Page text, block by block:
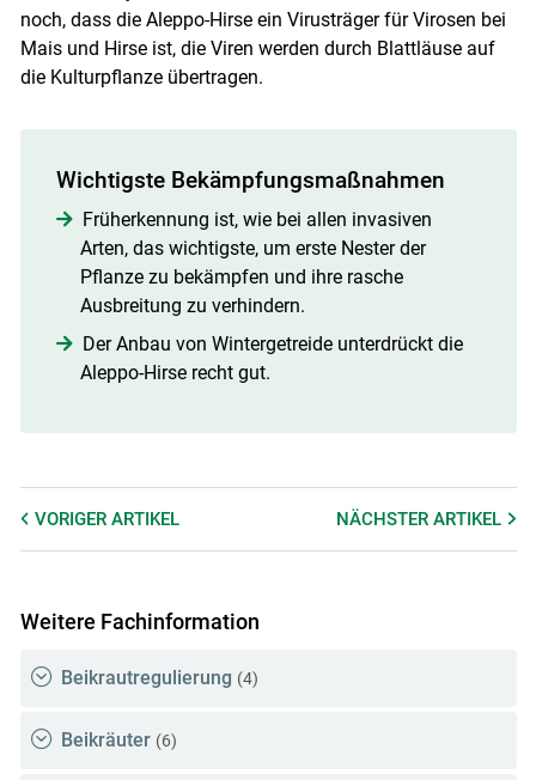
noch, dass die Aleppo-Hirse ein Virusträger für Virosen bei
Mais und Hirse ist, die Viren werden durch Blattläuse auf
die Kulturpflanze übertragen.
Wichtigste Bekämpfungsmaßnahmen
Früherkennung ist, wie bei allen invasiven
Arten, das wichtigste, um erste Nester der
Pflanze zu bekämpfen und ihre rasche
Ausbreitung zu verhindern.
Der Anbau von Wintergetreide unterdrückt die
Aleppo-Hirse recht gut.
VORIGER ARTIKEL NÄCHSTERARTIKEL
Weitere Fachinformation
Beikrautregulierung (4)
Beikräuter (6)